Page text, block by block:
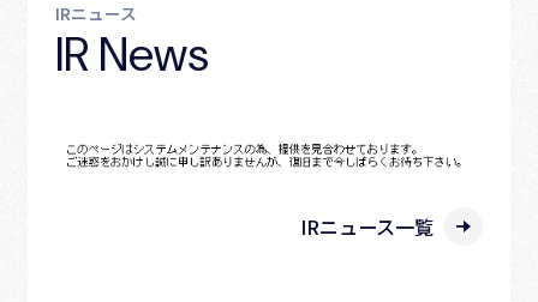
IRニュース
IR News
IRニュース一覧